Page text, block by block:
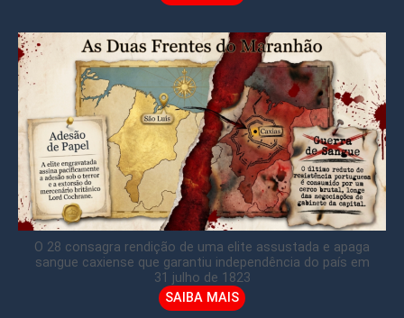
O 28 consagra rendição de uma elite assustada e apaga
sangue caxiense que garantiu independência do país em
31 julho de 1823
SAIBA MAIS